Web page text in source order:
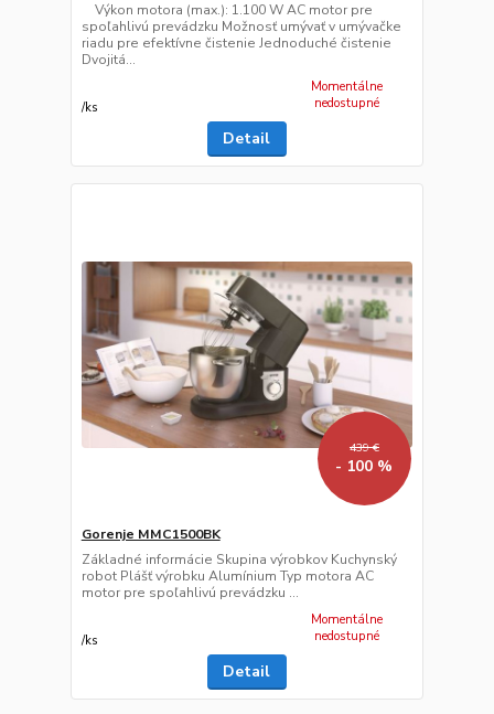
Výkon motora (max.): 1.100 W AC motor pre
spoľahlivú prevádzku Možnosť umývať v umývačke
riadu pre efektívne čistenie Jednoduché čistenie
Dvojitá...
/ks
Momentálne
nedostupné
Detail
439 €
- 100 %
Gorenje MMC1500BK
Základné informácie Skupina výrobkov Kuchynský
robot Plášť výrobku Alumínium Typ motora AC
motor pre spoľahlivú prevádzku ...
/ks
Momentálne
nedostupné
Detail